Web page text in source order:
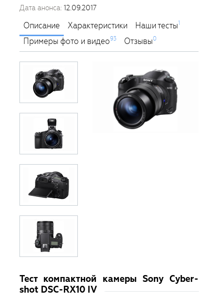
Дата анонса: 12.09.2017
Описание Характеристики Наши тесты1
Примеры фото и видео93 Отзывы0
Тест компактной камеры Sony Cyber-
shot DSC-RX10 IV